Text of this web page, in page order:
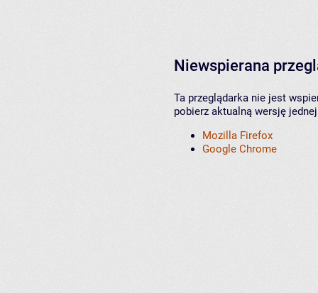
Niewspierana
Ta przeglądarka nie jest
pobierz aktualną wersję
Mozilla Firefox
Google Chrome